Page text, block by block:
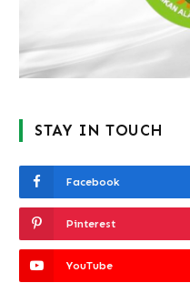
STAY IN TOUCH
Facebook
Pinterest
YouTube